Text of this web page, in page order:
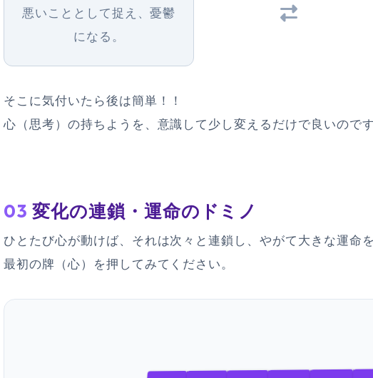
悪いこととして捉え、憂鬱
になる。
そこに気付いたら後は簡単！！
心（思考）の持ちようを、意識して少し変えるだけで良いのです
03 変化の連鎖・運命のドミノ
ひとたび心が動けば、それは次々と連鎖し、やがて大きな運命
最初の牌（心）を押してみてください。